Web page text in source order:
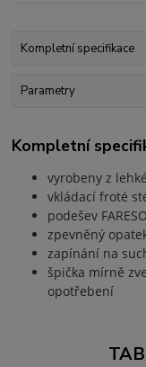
Kompletní specifikace
Parametry
Kompletní
vyrobeny z
vkládací froté
podešev
zpevněný
zapínání na
špička mírně
opotřebení